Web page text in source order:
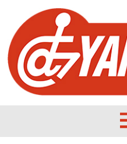
contenu